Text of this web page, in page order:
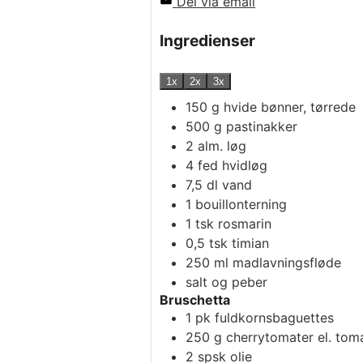
Ingredienser
1x 2x 3x
150 g hvide bønner, tørrede
500 g pastinakker
2 alm. løg
4 fed hvidløg
7,5 dl vand
1 bouillonterning
1 tsk rosmarin
0,5 tsk timian
250 ml madlavningsfløde
salt og peber
Bruschetta
1 pk fuldkornsbaguettes
250 g cherrytomater el.
2 spsk olie